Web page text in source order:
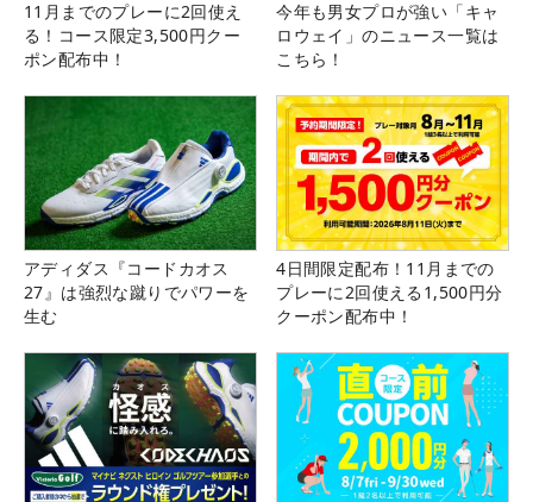
11月までのプレーに2回使え
る！コース限定3,500円クー
ポン配布中！
今年も男女プロが強い「キャ
ロウェイ」のニュース一覧は
こちら！
アディダス『コードカオス
27』は強烈な蹴りでパワーを
生む
4日間限定配布！11月までの
プレーに2回使える1,500円分
クーポン配布中！